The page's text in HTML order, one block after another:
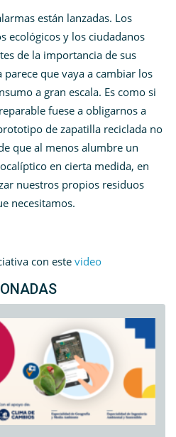
están lanzadas. Los
ecológicos y los ciudadanos
de la importancia de sus
que vaya a cambiar los
a gran escala. Es como si
fuese a obligarnos a
de zapatilla reciclada no
que al menos alumbre un
en cierta medida, en
nuestros propios residuos
necesitamos.
con este video